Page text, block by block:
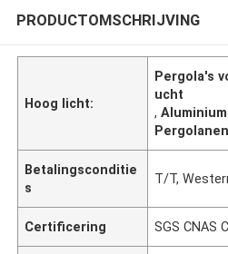
PRODUCTOMSCHRIJVING
Hoog licht:
Pergola's
ucht
,
Betalingsconditie
s
T/T,
Certificering SGS CNAS